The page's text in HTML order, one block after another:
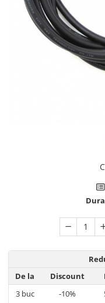
Panouri fotovoltaice si
Panouri fotovoltaice
Sisteme prindere
Sisteme de stocare
Pachete complete
Sisteme de Stocare
Sisteme fotovoltaice
De la
Discount
3buc -10%